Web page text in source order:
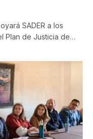
SADER a los
Plan de Justicia de…